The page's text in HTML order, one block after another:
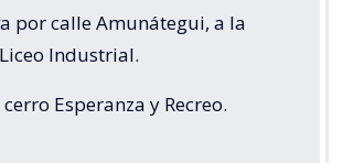
por calle Amunátegui, a la
Industrial.
Esperanza y Recreo.